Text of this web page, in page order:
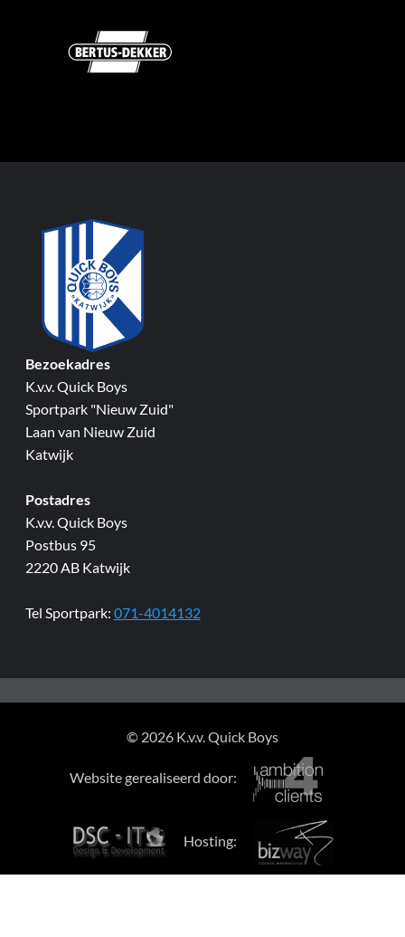
Bezoekadres
K.v.v. Quick Boys
Sportpark "Nieuw Zuid"
Laan van Nieuw Zuid
Katwijk
Postadres
K.v.v. Quick Boys
Postbus 95
2220 AB Katwijk
Tel Sportpark: 071-4014132
© 2026 K.v.v. Quick Boys
Website gerealiseerd door:
Hosting: